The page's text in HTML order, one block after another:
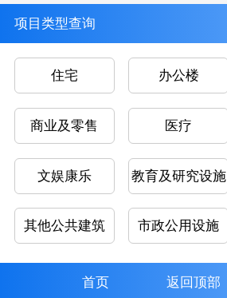
项目类型查询
住宅 办公楼
商业及零售 医疗
文娱康乐 教育及研究设施
其他公共建筑 市政公用设施
首页 返回顶部